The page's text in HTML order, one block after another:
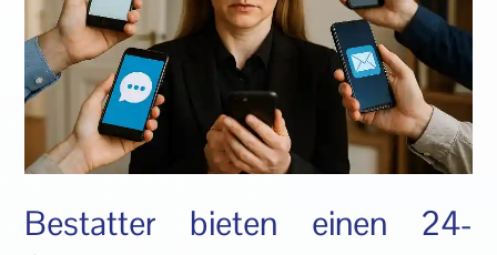
Bestatter bieten einen 24-